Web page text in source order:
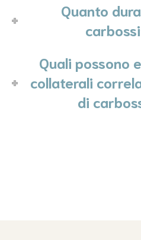
Quanto
Quali possono
collaterali
di